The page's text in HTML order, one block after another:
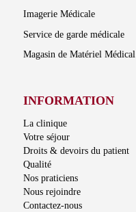
Imagerie Médicale
Service de garde médicale
Magasin de Matériel Médical
INFORMATION
La clinique
Votre séjour
Droits & devoirs du patient
Qualité
Nos praticiens
Nous rejoindre
Contactez-nous